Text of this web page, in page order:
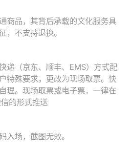
商品，其背后承载的文化服务具
，不支持退换。
递（京东、顺丰、EMS）方式配
特殊要求，更改为现场取票。快
理。现场取票或电子票，一律在
的形式推送
入场，截图无效。